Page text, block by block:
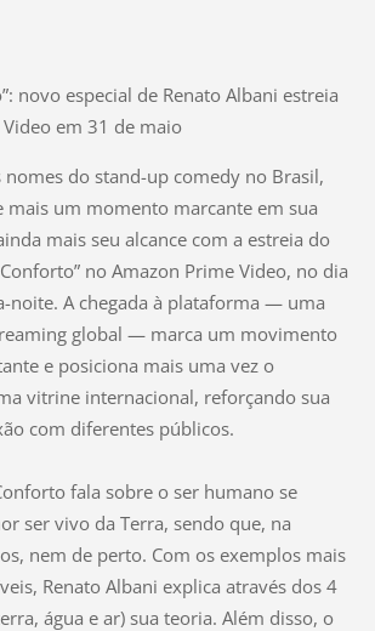
novo especial de Renato Albani estreia
em 31 de maio
do stand-up comedy no Brasil,
mais um momento marcante em sua
mais seu alcance com a estreia do
no Amazon Prime Video, no dia
noite. A chegada à plataforma — uma
global — marca um movimento
e posiciona mais uma vez o
vitrine internacional, reforçando sua
com diferentes públicos.
fala sobre o ser humano se
ser vivo da Terra, sendo que, na
nem de perto. Com os exemplos mais
Renato Albani explica através dos 4
água e ar) sua teoria. Além disso, o